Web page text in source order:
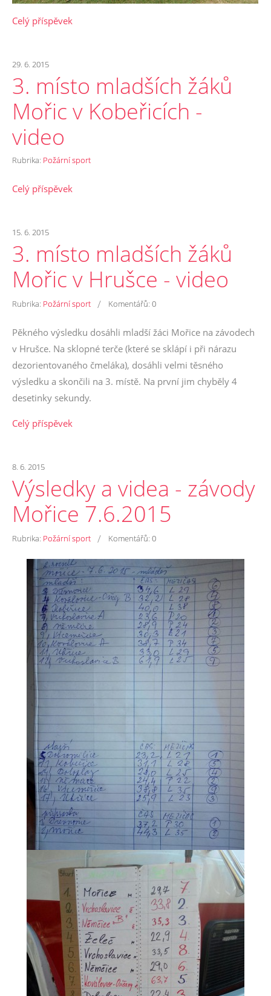
Celý příspěvek
29. 6. 2015
3. místo mladších žáků
Mořic v Kobeřicích -
video
Rubrika: Požární sport
Celý příspěvek
15. 6. 2015
3. místo mladších žáků
Mořic v Hrušce - video
Rubrika: Požární sport / Komentářů: 0
Pěkného výsledku dosáhli mladší žáci Mořice na závodech
v Hrušce. Na sklopné terče (které se sklápí i při nárazu
dezorientovaného čmeláka), dosáhli velmi těsného
výsledku a skončili na 3. místě. Na první jim chyběly 4
desetinky sekundy.
Celý příspěvek
8. 6. 2015
Výsledky a videa - závody
Mořice 7.6.2015
Rubrika: Požární sport / Komentářů: 0